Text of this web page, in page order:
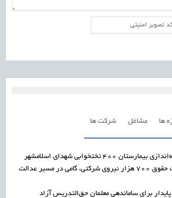
ها مشاغل شرکت ها
۴۰۰ تختخوابی شهدای اسلامشهر
حذف واسطه‌ها در پرداخت حقوق ۷۰۰ هزار نیروی شرکتی، گامی در مسیر عدالت
پایدار برای ساماندهی معلمان حق‌التدریس آزاد